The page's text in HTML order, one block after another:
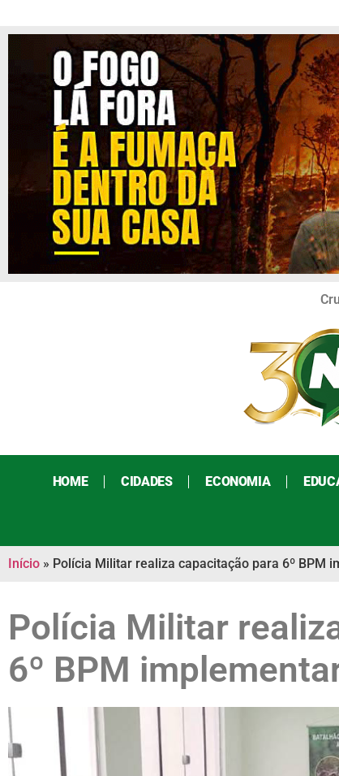
HOME CIDADES ECONOMIA
Início » Polícia Militar realiza capacitação para 6º BPM
Polícia Militar
6º BPM